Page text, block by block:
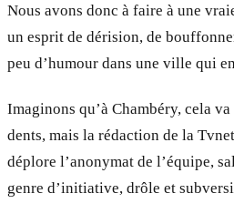
Nous avons donc à faire à une
un esprit de dérision, de
peu d’humour dans une ville qui
Imaginons qu’à Chambéry, cela
dents, mais la rédaction de la
déplore l’anonymat de l’équipe,
genre d’initiative, drôle et